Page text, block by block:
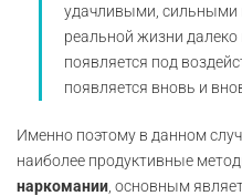
удачливыми, сильными
реальной жизни далеко
появляется под
появляется вновь и
Именно поэтому в данном
наиболее продуктивные
наркомании , основным